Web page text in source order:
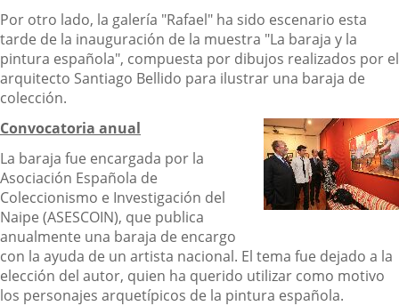
Por otro lado, la galería "Rafael" ha sido escenario esta
tarde de la inauguración de la muestra "La baraja y la
pintura española", compuesta por dibujos realizados por el
arquitecto Santiago Bellido para ilustrar una baraja de
colección.
Convocatoria anual
La baraja fue encargada por la
Asociación Española de
Coleccionismo e Investigación del
Naipe (ASESCOIN), que publica
anualmente una baraja de encargo
con la ayuda de un artista nacional. El tema fue dejado a la
elección del autor, quien ha querido utilizar como motivo
los personajes arquetípicos de la pintura española.